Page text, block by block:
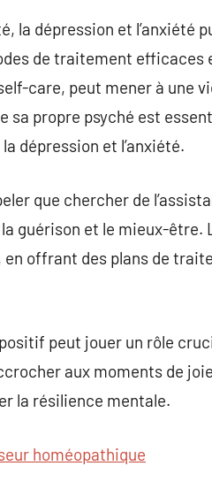
la dépression et l’anxiété
de traitement efficaces
care, peut mener à une
propre psyché est
dépression et l’anxiété.
que chercher de
guérison et le mieux-être.
offrant des plans de
peut jouer un rôle
aux moments de
la résilience mentale.
homéopathique